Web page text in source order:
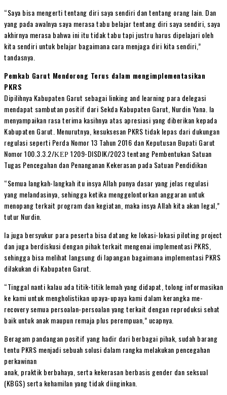
“Saya bisa mengerti tentang diri saya sendiri dan tentang orang lain. Dan
yang pada awalnya saya merasa tabu belajar tentang diri saya sendiri, saya
akhirnya merasa bahwa ini itu tidak tabu tapi justru harus dipelajari oleh
kita sendiri untuk belajar bagaimana cara menjaga diri kita sendiri,”
tandasnya.
Pemkab Garut Mendorong Terus dalam mengimplementasikan
PKRS
Dipilihnya Kabupaten Garut sebagai linking and learning para delegasi
mendapat sambutan positif dari Sekda Kabupaten Garut, Nurdin Yana. Ia
menyampaikan rasa terima kasihnya atas apresiasi yang diberikan kepada
Kabupaten Garut. Menurutnya, kesuksesan PKRS tidak lepas dari dukungan
regulasi seperti Perda Nomor 13 Tahun 2016 dan Keputusan Bupati Garut
Nomor 100.3.3.2/ΚΕΡ 1209-DISDIK/2023 tentang Pembentukan Satuan
Tugas Pencegahan dan Penanganan Kekerasan pada Satuan Pendidikan
“Semua langkah-langkah itu insya Allah punya dasar yang jelas regulasi
yang melandasinya, sehingga ketika menggelontorkan anggaran untuk
menopang terkait program dan kegiatan, maka insya Allah kita akan legal,”
tutur Nurdin.
Ia juga bersyukur para peserta bisa datang ke lokasi-lokasi piloting project
dan juga berdiskusi dengan pihak terkait mengenai implementasi PKRS,
sehingga bisa melihat langsung di lapangan bagaimana implementasi PKRS
dilakukan di Kabupaten Garut.
“Tinggal nanti kalau ada titik-titik lemah yang didapat, tolong informasikan
ke kami untuk mengholistikan upaya-upaya kami dalam kerangka me-
recovery semua persoalan-persoalan yang terkait dengan reproduksi sehat
baik untuk anak maupun remaja plus perempuan,” ucapnya.
Beragam pandangan positif yang hadir dari berbagai pihak, sudah barang
tentu PKRS menjadi sebuah solusi dalam rangka melakukan pencegahan
perkawinan
anak, praktik berbahaya, serta kekerasan berbasis gender dan seksual
(KBGS) serta kehamilan yang tidak diinginkan.